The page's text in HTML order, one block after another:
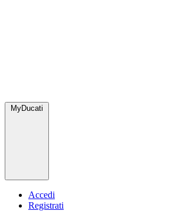
MyDucati
Accedi
Registrati